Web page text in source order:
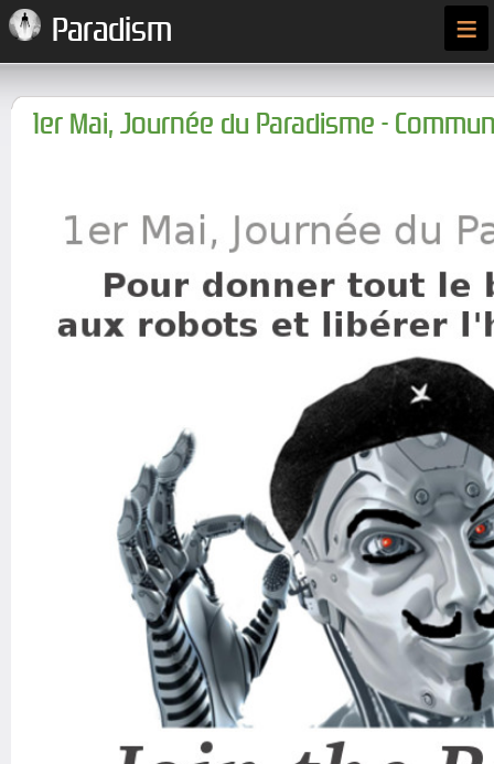
Paradism ≡
1er Mai, Journée du Paradisme -